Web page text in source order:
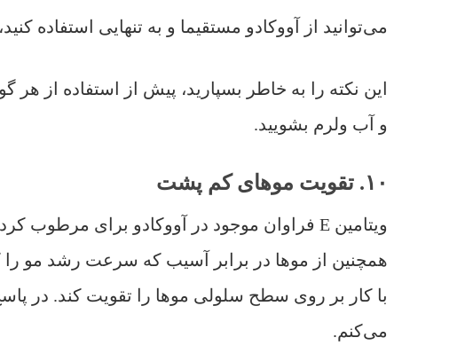
می‌توانید از آووکادو مستقیما و به تنهایی استفاده
این نکته را به خاطر بسپارید، پیش از استفاده از
و آب ولرم بشویید.
۱۰. تقویت موهای کم پشت
با کار بر روی سطح سلولی موها را تقویت کند. در
می‌کنم.